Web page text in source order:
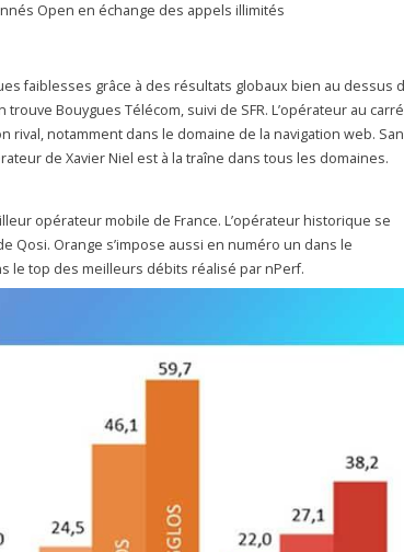
Open en échange des appels illimités
faiblesses grâce à des résultats globaux bien au dessus
Bouygues Télécom, suivi de SFR. L’opérateur au carré
notamment dans le domaine de la navigation web.
de Xavier Niel est à la traîne dans tous les domaines.
opérateur mobile de France. L’opérateur historique se
Qosi. Orange s’impose aussi en numéro un dans le
le top des meilleurs débits réalisé par nPerf.